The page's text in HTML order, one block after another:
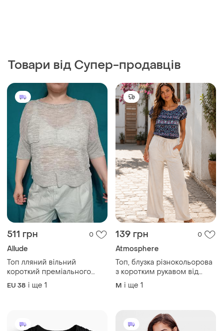
Товари від Супер-продавців
511 грн 0
Allude
Топ лляний вільний
короткий преміального
бренду біло сірий меланж
легкий на літо розмір l xl
EU 38 і ще 1
139 грн 0
Atmosphere
Топ, блузка різнокольорова
з коротким рукавом від
бренду atmosphere
M і ще 1